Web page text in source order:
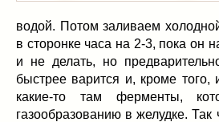
водой. Потом заливаем
в сторонке часа на 2-3, пока он
и не делать, но
быстрее варится и, кроме
какие-то там ферменты,
газообразованию в желудке. Так